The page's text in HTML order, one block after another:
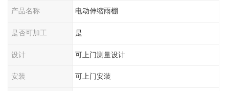
产品名称 电动伸缩雨棚
是否可加工 是
设计 可上门测量设计
安装 可上门安装